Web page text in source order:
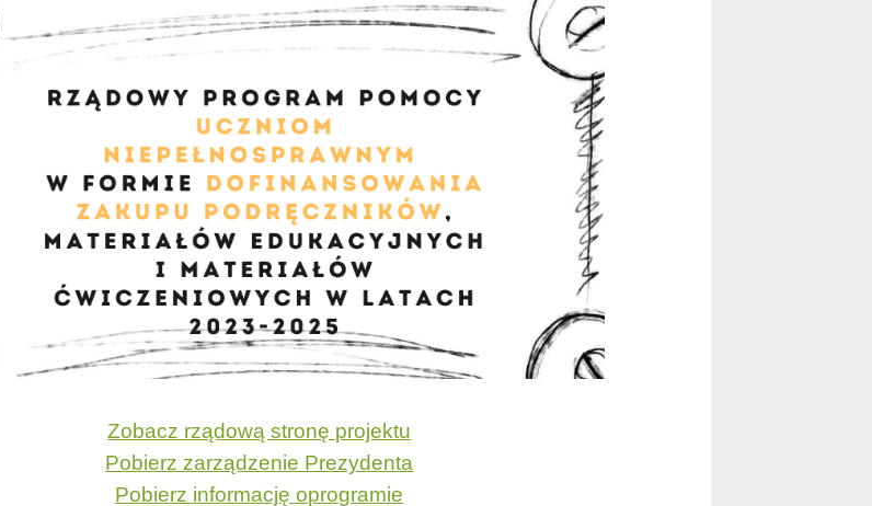
Zobacz rządową stronę projektu
Pobierz zarządzenie Prezydenta
Pobierz informację oprogramie